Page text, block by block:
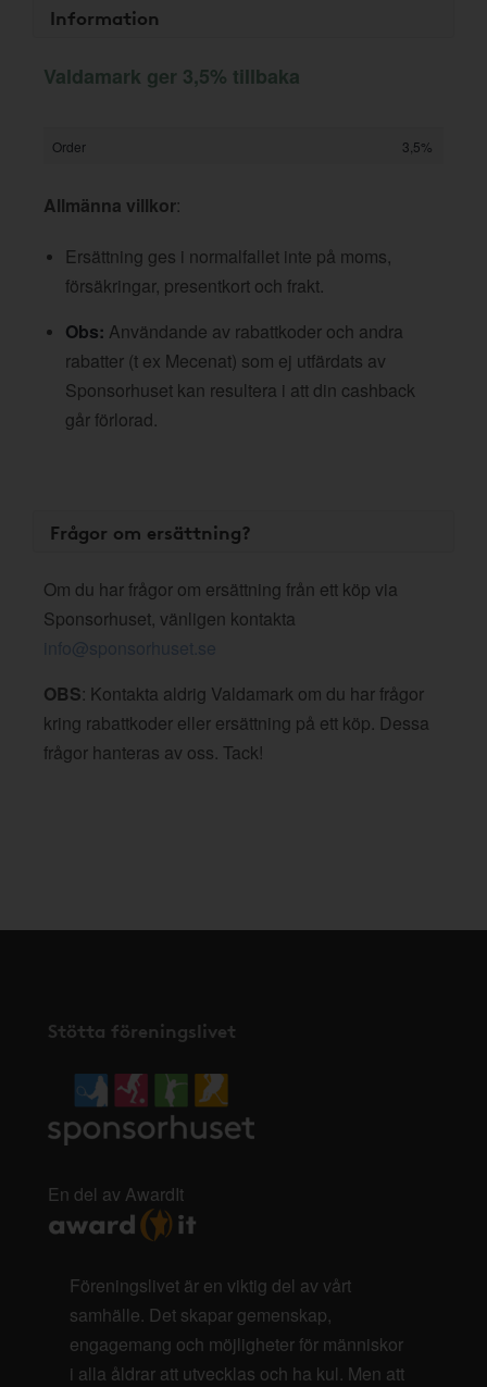
Information
Valdamark ger 3,5% tillbaka
Order 3,5%
Allmänna villkor:
Ersättning ges i normalfallet inte på moms,
försäkringar, presentkort och frakt.
Obs: Användande av rabattkoder och andra
rabatter (t ex Mecenat) som ej utfärdats av
Sponsorhuset kan resultera i att din cashback
går förlorad.
Frågor om ersättning?
Om du har frågor om ersättning från ett köp via
Sponsorhuset, vänligen kontakta
info@sponsorhuset.se
OBS: Kontakta aldrig Valdamark om du har frågor
kring rabattkoder eller ersättning på ett köp. Dessa
frågor hanteras av oss. Tack!
Stötta föreningslivet
En del av AwardIt
Föreningslivet är en viktig del av vårt
samhälle. Det skapar gemenskap,
engagemang och möjligheter för människor
i alla åldrar att utvecklas och ha kul. Men att